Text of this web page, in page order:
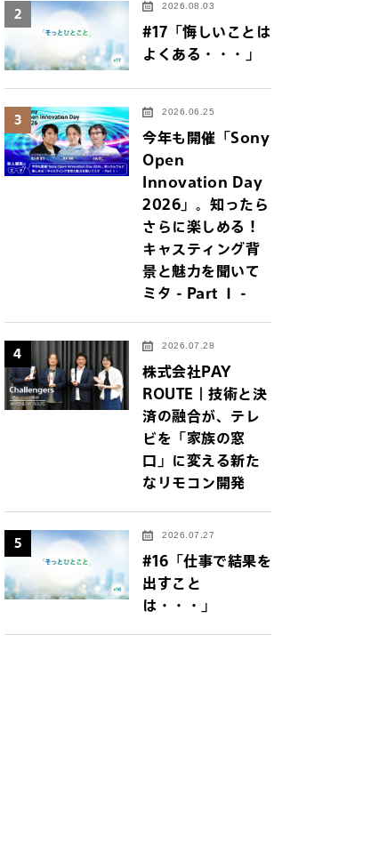
2 2026.08.03
#17「悔しいことは
よくある・・・」
3 2026.06.25
今年も開催「Sony
Open
Innovation Day
2026」。知ったら
さらに楽しめる！
キャスティング背
景と魅力を聞いて
ミタ - Part Ⅰ -
4 2026.07.28
株式会社PAY
ROUTE｜技術と決
済の融合が、テレ
ビを「家族の窓
口」に変える新た
なリモコン開発
5 2026.07.27
#16「仕事で結果を
出すこと
は・・・」